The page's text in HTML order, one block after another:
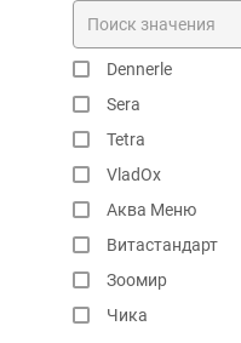
Dennerle
Sera
Tetra
VladOx
Аква Меню
Витастандарт
Зоомир
Чика